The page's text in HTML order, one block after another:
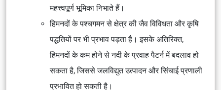
महत्त्वपूर्ण भूमिका निभाते हैं।
हिमनदों के पश्चगमन से क्षेत्र की जैव विविधता और कृषि
पद्धतियों पर भी प्रभाव पड़ता है। इसके अतिरिक्त,
हिमनदों के कम होने से नदी के प्रवाह पैटर्न में बदलाव हो
सकता है, जिससे जलविद्युत उत्पादन और सिंचाई प्रणाली
प्रभावित हो सकती है।